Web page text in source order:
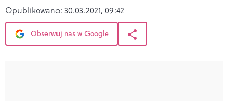
Opublikowano: 30.03.2021, 09:42
Obserwuj nas w Google